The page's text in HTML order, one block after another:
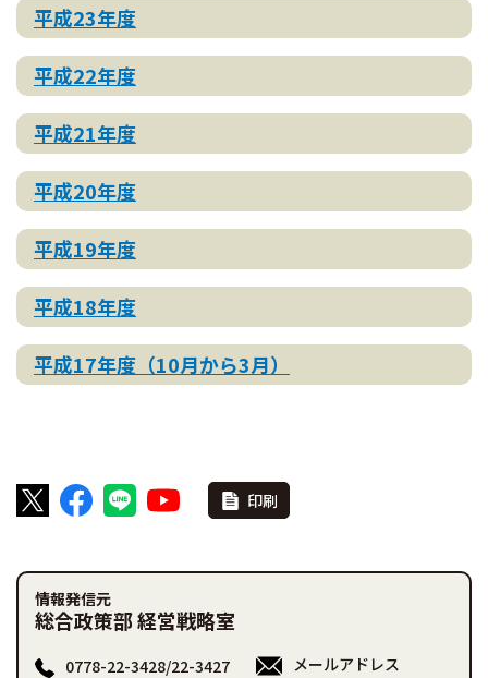
平成23年度
平成22年度
平成21年度
平成20年度
平成19年度
平成18年度
平成17年度（10月から3月）
印刷
情報発信元
総合政策部 経営戦略室
0778-22-3428/22-3427 メールアドレス